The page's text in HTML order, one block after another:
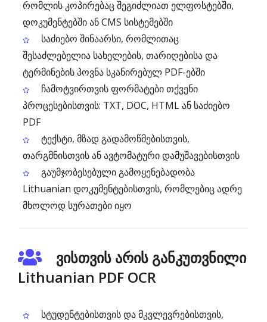
რომლის კოპირებაც შეგიძლიათ ელფოსტებში,
დოკუმენტებში ან CMS სისტემებში
საძიებო შინაარსი, რომლითაც
შესაძლებელია სახელების, თარიღებისა და
ტერმინების პოვნა სკანირებულ PDF-ებში
ჩამოტვირთვის ფორმატები თქვენი
პროცესებისთვის: TXT, DOC, HTML ან საძიებო
PDF
ტექსტი, მზად გადამოწმებისთვის,
თარგმნისთვის ან ავტომატური დამუშავებისთვის
გაუმჯობესებული გამოყენებადობა
Lithuanian დოკუმენტებისთვის, რომლებიც ადრე
მხოლოდ სურათები იყო
ვისთვის არის განკუთვნილი
Lithuanian PDF OCR
სტუდენტებისთვის და მკვლევრებისთვის,